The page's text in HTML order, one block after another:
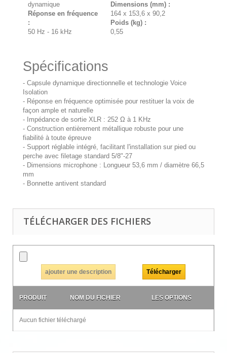
dynamique
Réponse en fréquence
:
50 Hz - 16 kHz
Dimensions (mm) :
164 x 153,6 x 90,2
Poids (kg) :
0,55
Spécifications
- Capsule dynamique directionnelle et technologie Voice
Isolation
- Réponse en fréquence optimisée pour restituer la voix de
façon ample et naturelle
- Impédance de sortie XLR : 252 Ω à 1 KHz
- Construction entièrement métallique robuste pour une
fiabilité à toute épreuve
- Support réglable intégré, facilitant l'installation sur pied ou
perche avec filetage standard 5/8"-27
- Dimensions microphone : Longueur 53,6 mm / diamètre 66,5
mm
- Bonnette antivent standard
TÉLÉCHARGER DES FICHIERS
ajouter une description
PRODUIT NOM DU FICHIER LES OPTIONS
Aucun fichier téléchargé